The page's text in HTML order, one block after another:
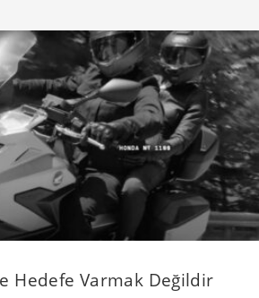
Hedefe Varmak Değildir